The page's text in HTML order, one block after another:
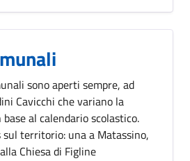
sono aperti sempre, ad
Cavicchi che variano la
al calendario scolastico.
sul territorio: una a Matassino,
Chiesa di Figline